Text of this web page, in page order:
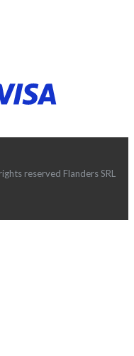
reserved Flanders SRL